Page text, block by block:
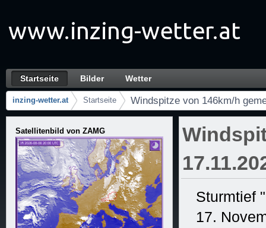
Windspitze von 146km/h gemessen!
Navigation
Startseite Bilder Wetter
Brotkrumen (Wo bin ich?)
inzing-wetter.at Startseite Windspitze von 146km/h
Satellitenbild von ZAMG
Sturmtief
17.